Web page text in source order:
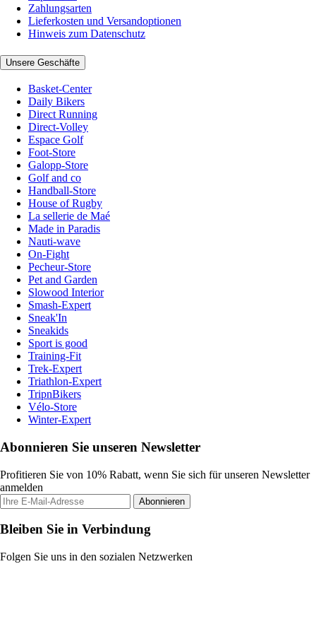
Zahlungsarten
Lieferkosten und Versandoptionen
Hinweis zum Datenschutz
Unsere Geschäfte
Basket-Center
Daily Bikers
Direct Running
Direct-Volley
Espace Golf
Foot-Store
Galopp-Store
Golf and co
Handball-Store
House of Rugby
La sellerie de Maé
Made in Paradis
Nauti-wave
On-Fight
Pecheur-Store
Pet and Garden
Slowood Interior
Smash-Expert
Sneak'In
Sneakids
Sport is good
Training-Fit
Trek-Expert
Triathlon-Expert
TripnBikers
Vélo-Store
Winter-Expert
Abonnieren Sie unseren Newsletter
Profitieren Sie von 10% Rabatt, wenn Sie sich für unseren Newsletter
anmelden
Abonnieren
Bleiben Sie in Verbindung
Folgen Sie uns in den sozialen Netzwerken